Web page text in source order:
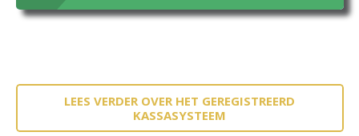
LEES VERDER OVER HET GEREGISTREERD
KASSASYSTEEM